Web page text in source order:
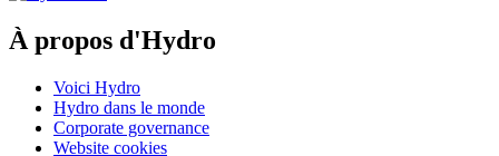
À propos d'Hydro
Voici Hydro
Hydro dans le monde
Corporate governance
Website cookies